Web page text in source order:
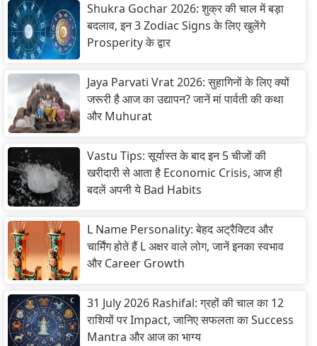
Shukra Gochar 2026: शुक्र की चाल में बड़ा
बदलाव, इन 3 Zodiac Signs के लिए खुलेंगे
Prosperity के द्वार
Jaya Parvati Vrat 2026: सुहागिनों के लिए क्यों
जरूरी है आज का उद्यापन? जानें मां पार्वती की कथा
और Muhurat
Vastu Tips: सूर्यास्त के बाद इन 5 चीजों की
खरीदारी से आता है Economic Crisis, आज ही
बदलें अपनी ये Bad Habits
L Name Personality: बेहद अट्रैक्टिव और
चार्मिंग होते हैं L अक्षर वाले लोग, जानें इनका स्वभाव
और Career Growth
31 July 2026 Rashifal: ग्रहों की चाल का 12
राशियों पर Impact, जानिए सफलता का Success
Mantra और आज का भाग्य